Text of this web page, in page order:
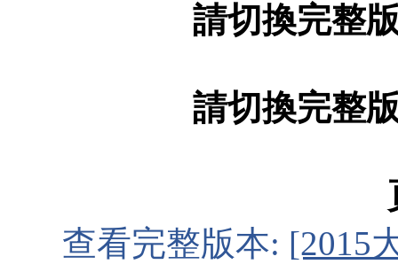
請切換完整
請切換完整
查看完整版本: [2015